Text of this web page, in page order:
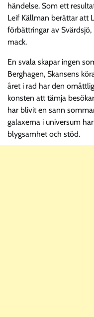
händelse. Som ett
Leif Källman berättar att
förbättringar av
mack.
En svala skapar ingen
Berghagen, Skansens
året i rad har den
konsten att tämja
har blivit en sann
galaxerna i universum
blygsamhet och stöd.